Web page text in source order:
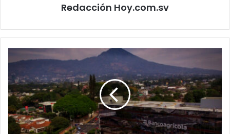
Redacción Hoy.com.sv
Bancoagrícola
es
la
empresa
con
mejor
reputación
de